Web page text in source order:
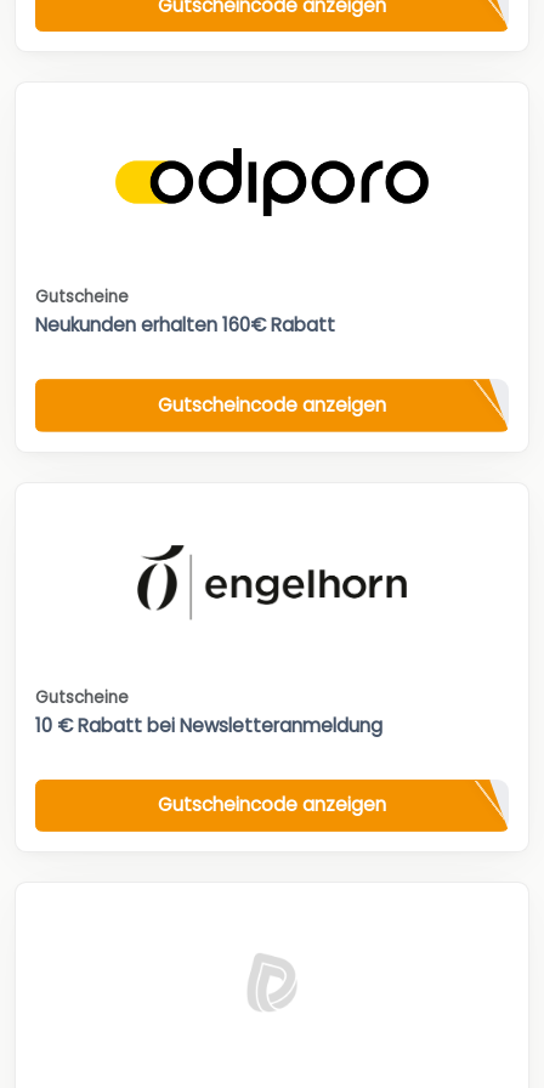
Gutscheincode anzeigen
Gutscheine
Neukunden erhalten 160€ Rabatt
Gutscheincode anzeigen
Gutscheine
10 € Rabatt bei Newsletteranmeldung
Gutscheincode anzeigen